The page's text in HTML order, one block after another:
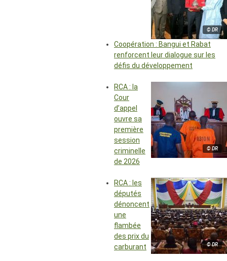
© DR
Coopération : Bangui et Rabat
renforcent leur dialogue sur les
défis du développement
© DR
RCA : la
Cour
d’appel
ouvre sa
première
session
criminelle
de 2026
© DR
RCA : les
députés
dénoncent
une
flambée
des prix du
carburant